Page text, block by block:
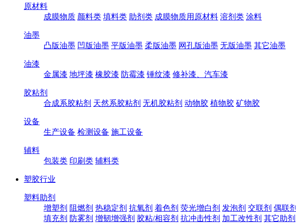
原材料
成膜物质 颜料类 填料类 助剂类 成膜物质用原材料 溶剂类 涂料
油墨
凸版油墨 凹版油墨 平版油墨 柔版油墨 网孔版油墨 无版油墨 其它油墨
油漆
金属漆 地坪漆 橡胶漆 防霉漆 锤纹漆 修补漆、汽车漆
胶粘剂
合成系胶粘剂 天然系胶粘剂 无机胶粘剂 动物胶 植物胶 矿物胶
设备
生产设备 检测设备 施工设备
辅料
包装类 印刷类 辅料类
塑胶行业
塑料助剂
增塑剂 阻燃剂 热稳定剂 抗氧剂 着色剂 荧光增白剂 发泡剂 交联剂 偶联剂
填充剂 防雾剂 增韧增强剂 胶粘/相容剂 抗冲击性剂 加工改性剂 其它助剂